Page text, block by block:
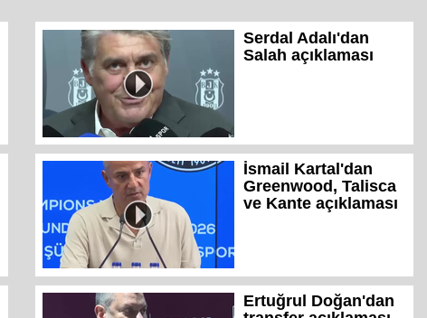
Serdal Adalı'dan
Salah açıklaması
İsmail Kartal'dan
Greenwood, Talisca
ve Kante açıklaması
Ertuğrul Doğan'dan